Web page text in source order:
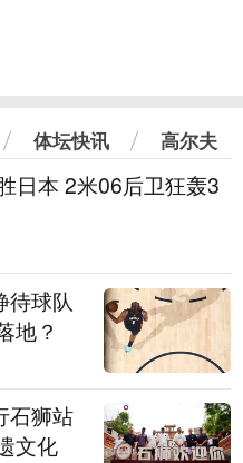
体坛快讯 高尔夫
日本 2米06后卫狂轰3
待球队
地？
石狮站
文化